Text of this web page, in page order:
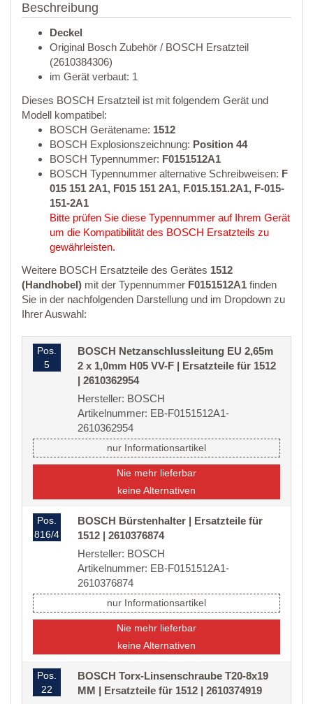
Beschreibung
Deckel
Original Bosch Zubehör / BOSCH Ersatzteil
(2610384306)
im Gerät verbaut: 1
Dieses BOSCH Ersatzteil ist mit folgendem Gerät und
Modell kompatibel:
BOSCH Gerätename: 1512
BOSCH Explosionszeichnung: Position 44
BOSCH Typennummer: F0151512A1
BOSCH Typennummer alternative Schreibweisen: F
015 151 2A1, F015 151 2A1, F.015.151.2A1, F-015-
151-2A1
Bitte prüfen Sie diese Typennummer auf Ihrem Gerät
um die Kompatibilität des BOSCH Ersatzteils zu
gewährleisten.
Weitere BOSCH Ersatzteile des Gerätes 1512
(Handhobel) mit der Typennummer F0151512A1 finden
Sie in der nachfolgenden Darstellung und im Dropdown zu
Ihrer Auswahl:
Pos.
5
BOSCH Netzanschlussleitung EU 2,65m
2 x 1,0mm H05 VV-F | Ersatzteile für 1512
| 2610362954
Hersteller: BOSCH
Artikelnummer: EB-F0151512A1-
2610362954
nur Informationsartikel
Nie mehr lieferbar
keine Alternativen
Pos.
816/4
BOSCH Bürstenhalter | Ersatzteile für
1512 | 2610376874
Hersteller: BOSCH
Artikelnummer: EB-F0151512A1-
2610376874
nur Informationsartikel
Nie mehr lieferbar
keine Alternativen
Pos.
22
BOSCH Torx-Linsenschraube T20-8x19
MM | Ersatzteile für 1512 | 2610374919